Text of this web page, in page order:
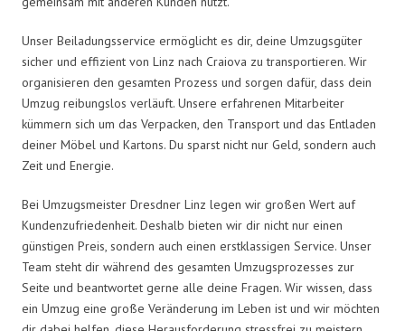
Unser Beiladungsservice ermöglicht es dir, deine Umzugsgüter
sicher und effizient von Linz nach Craiova zu transportieren. Wir
organisieren den gesamten Prozess und sorgen dafür, dass dein
Umzug reibungslos verläuft. Unsere erfahrenen Mitarbeiter
kümmern sich um das Verpacken, den Transport und das Entladen
deiner Möbel und Kartons. Du sparst nicht nur Geld, sondern auch
Zeit und Energie.
Bei Umzugsmeister Dresdner Linz legen wir großen Wert auf
Kundenzufriedenheit. Deshalb bieten wir dir nicht nur einen
günstigen Preis, sondern auch einen erstklassigen Service. Unser
Team steht dir während des gesamten Umzugsprozesses zur
Seite und beantwortet gerne alle deine Fragen. Wir wissen, dass
ein Umzug eine große Veränderung im Leben ist und wir möchten